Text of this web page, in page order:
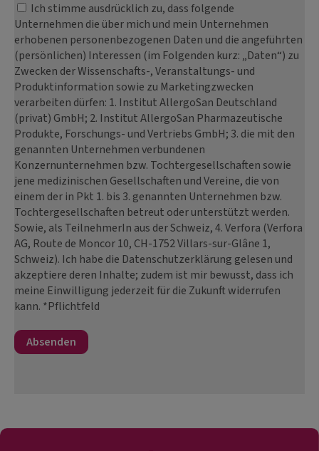
Ich stimme ausdrücklich zu, dass folgende
Unternehmen die über mich und mein Unternehmen
erhobenen personenbezogenen Daten und die angeführten
(persönlichen) Interessen (im Folgenden kurz: „Daten“) zu
Zwecken der Wissenschafts-, Veranstaltungs- und
Produktinformation sowie zu Marketingzwecken
verarbeiten dürfen: 1. Institut AllergoSan Deutschland
(privat) GmbH; 2. Institut AllergoSan Pharmazeutische
Produkte, Forschungs- und Vertriebs GmbH; 3. die mit den
genannten Unternehmen verbundenen
Konzernunternehmen bzw. Tochtergesellschaften sowie
jene medizinischen Gesellschaften und Vereine, die von
einem der in Pkt 1. bis 3. genannten Unternehmen bzw.
Tochtergesellschaften betreut oder unterstützt werden.
Sowie, als TeilnehmerIn aus der Schweiz, 4. Verfora (Verfora
AG, Route de Moncor 10, CH-1752 Villars-sur-Glâne 1,
Schweiz). Ich habe die Datenschutzerklärung gelesen und
akzeptiere deren Inhalte; zudem ist mir bewusst, dass ich
meine Einwilligung jederzeit für die Zukunft widerrufen
kann. *Pflichtfeld